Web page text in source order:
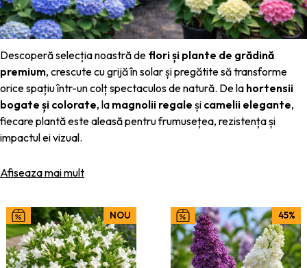
Descoperă selecția noastră de flori și plante de grădină
premium, crescute cu grijă în solar și pregătite să transforme
orice spațiu într-un colț spectaculos de natură. De la hortensii
bogate și colorate, la magnolii regale și camelii elegante,
fiecare plantă este aleasă pentru frumusețea, rezistența și
impactul ei vizual.
ceea ce le permite să se dezvolte armonios, să formeze frunziș
ta, sunt deja viguroase și pregătite pentru o adaptare rapidă.
🌿De ce să alegi plantele noastre de grădină?
Afiseaza mai mult
NOU 45%